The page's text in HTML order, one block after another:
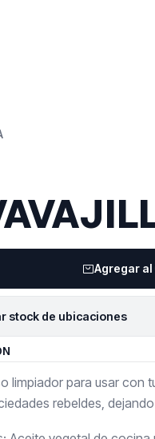
Agregar al
stock de ubicaciones
limpiador para usar con
rebeldes,